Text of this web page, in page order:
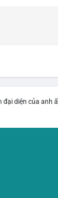
đại diện của anh